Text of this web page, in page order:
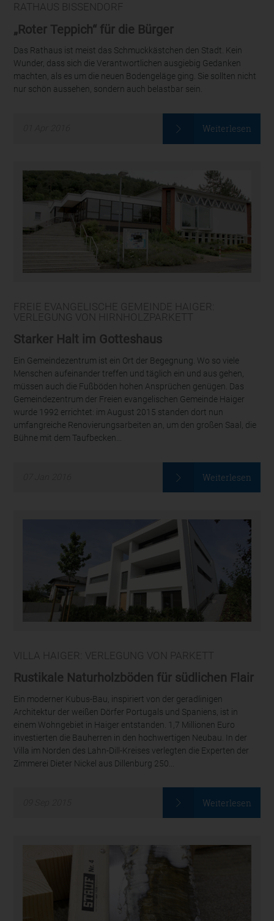
RATHAUS BISSENDORF
„Roter Teppich“ für die Bürger
Das Rathaus ist meist das Schmuckkästchen den Stadt. Kein
Wunder, dass sich die Verantwortlichen ausgiebig Gedanken
machten, als es um die neuen Bodengeläge ging. Sie sollten nicht
nur schön aussehen, sondern auch belastbar sein.
Weiterlesen
FREIE EVANGELISCHE GEMEINDE HAIGER:
VERLEGUNG VON HIRNHOLZPARKETT
Starker Halt im Gotteshaus
Ein Gemeindezentrum ist ein Ort der Begegnung. Wo so viele
Menschen aufeinander treffen und täglich ein und aus gehen,
müssen auch die Fußböden hohen Ansprüchen genügen. Das
Gemeindezentrum der Freien evangelischen Gemeinde Haiger
wurde 1992 errichtet: im August 2015 standen dort nun
umfangreiche Renovierungsarbeiten an, um den großen Saal, die
Bühne mit dem Taufbecken...
Weiterlesen
VILLA HAIGER: VERLEGUNG VON PARKETT
Rustikale Naturholzböden für südlichen Flair
Ein moderner Kubus-Bau, inspiriert von der geradlinigen
Architektur der weißen Dörfer Portugals und Spaniens, ist in
einem Wohngebiet in Haiger entstanden. 1,7 Millionen Euro
investierten die Bauherren in den hochwertigen Neubau. In der
Villa im Norden des Lahn-Dill-Kreises verlegten die Experten der
Zimmerei Dieter Nickel aus Dillenburg 250...
Weiterlesen